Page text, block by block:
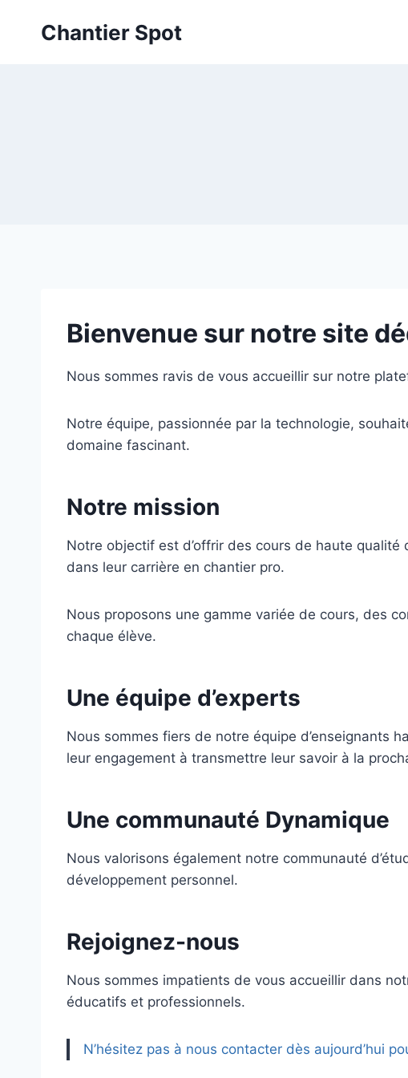
Chantier Spot
Bienvenue sur notre site
Nous sommes ravis de vous accueillir sur notre
Notre équipe, passionnée par la technologie,
domaine fascinant.
Notre mission
Notre objectif est d’offrir des cours de haute
dans leur carrière en chantier pro.
Nous proposons une gamme variée de cours, des
chaque élève.
Une équipe d’experts
Nous sommes fiers de notre équipe d’enseignants
leur engagement à transmettre leur savoir à la
Une communauté Dynamique
Nous valorisons également notre communauté
développement personnel.
Rejoignez-nous
Nous sommes impatients de vous accueillir dans
éducatifs et professionnels.
N’hésitez pas à nous contacter dès aujourd’hui